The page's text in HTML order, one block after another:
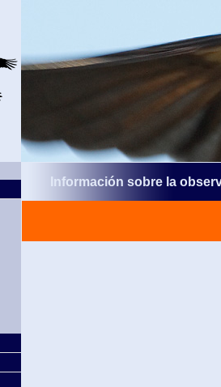
Información sobre la